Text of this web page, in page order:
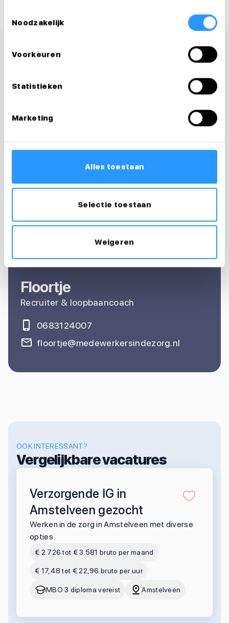
Noodzakelijk
Voorkeuren
Statistieken
Marketing
Alles toestaan
Selectie toestaan
Weigeren
Vragen over je
sollicitatie?
Ik help je graag
Floortje
Recruiter & loopbaancoach
0683124007
floortje@medewerkersindezorg.nl
OOK INTERESSANT?
Vergelijkbare vacatures
Verzorgende IG in
Amstelveen gezocht
Werken in de zorg in Amstelveen met diverse
opties
€ 2.726 tot € 3.581 bruto per maand
€ 17,48 tot € 22,96 bruto per uur
MBO 3 diploma vereist Amstelveen